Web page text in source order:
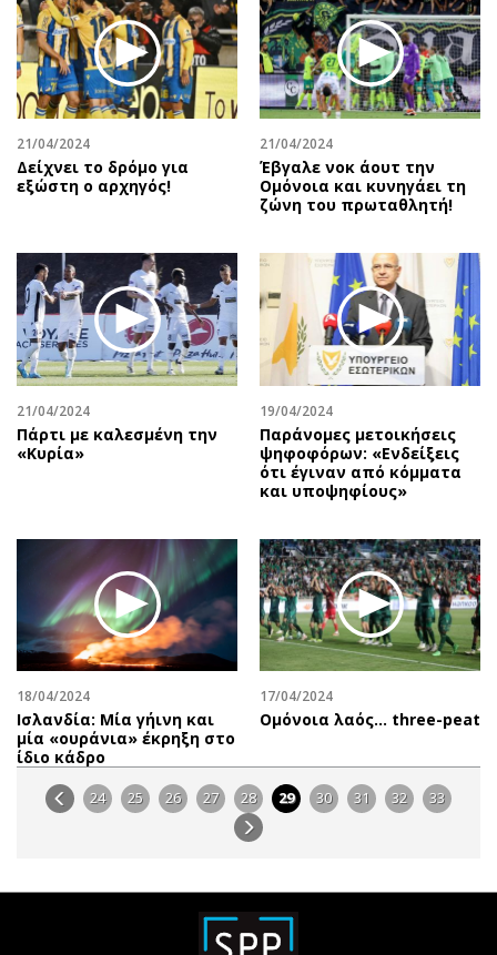
21/04/2024
Δείχνει το δρόμο για
εξώστη ο αρχηγός!
21/04/2024
Έβγαλε νοκ άουτ την
Ομόνοια και κυνηγάει τη
ζώνη του πρωταθλητή!
21/04/2024
Πάρτι με καλεσμένη την
«Κυρία»
19/04/2024
Παράνομες μετοικήσεις
ψηφοφόρων: «Ενδείξεις
ότι έγιναν από κόμματα
και υποψηφίους»
18/04/2024
Ισλανδία: Μία γήινη και
μία «ουράνια» έκρηξη στο
ίδιο κάδρο
17/04/2024
Oμόνοια λαός… three-peat
24 25 26 27 28 29 30 31 32 33